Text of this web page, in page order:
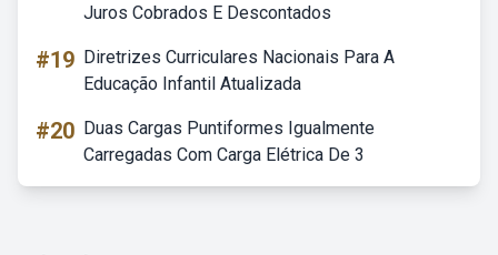
Juros Cobrados E Descontados
#19 Diretrizes Curriculares Nacionais Para A
Educação Infantil Atualizada
#20 Duas Cargas Puntiformes Igualmente
Carregadas Com Carga Elétrica De 3